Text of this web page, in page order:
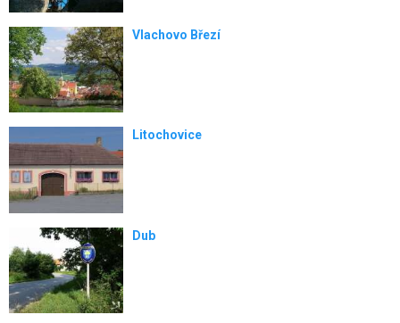
Vlachovo Březí
Litochovice
Dub